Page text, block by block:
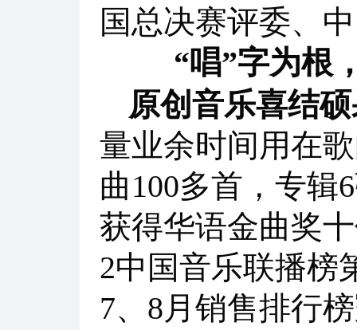
国总决赛评委、
“唱”字为根
原创音乐喜结
量业余时间用在
曲100多首，专辑
获得华语金曲奖
2中国音乐联播榜
7、8月销售排行